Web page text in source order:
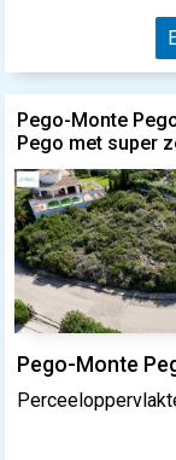
Pego-Monte
Pego met super
Pego-Monte